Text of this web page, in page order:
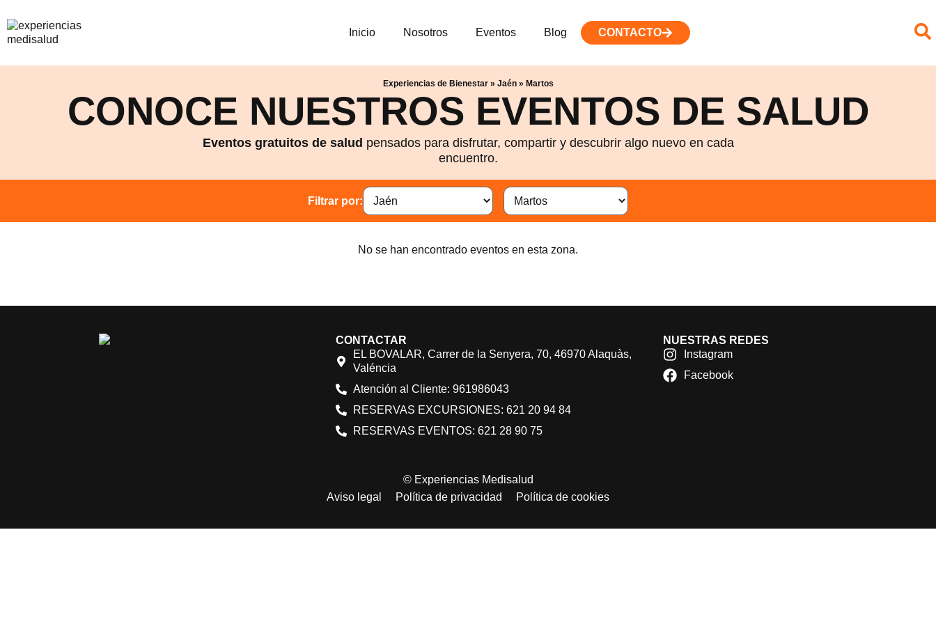
Inicio Nosotros Eventos Blog CONTACTO
Experiencias de Bienestar» Jaén» Martos
CONOCE NUESTROS EVENTOS DE SALUD
Eventos gratuitos de salud pensados para disfrutar, compartir y descubrir algo nuevo en cada
encuentro.
Filtrar por:
No se han encontrado eventos en esta zona.
CONTACTAR
EL BOVALAR, Carrer de la Senyera, 70, 46970 Alaquàs,
Valéncia
Atención al Cliente: 961986043
RESERVAS EXCURSIONES: 621 20 94 84
RESERVAS EVENTOS: 621 28 90 75
NUESTRAS REDES
Instagram
Facebook
© Experiencias Medisalud
Aviso legal
Política de privacidad Política de cookies